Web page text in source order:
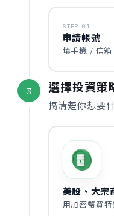
STEP 01
申請帳號
填手機 / 信
3 選擇投資策
搞清楚你想要
美股、大宗
用加密幣買